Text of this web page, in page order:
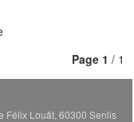
Page 1 / 1
Félix Louât, 60300 Senlis